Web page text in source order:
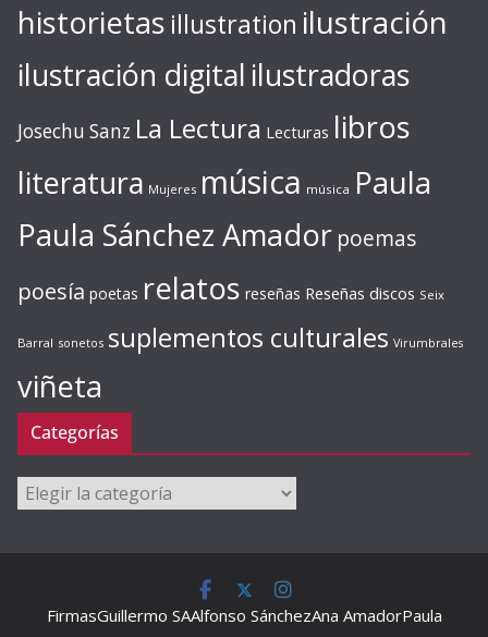
historietas illustration ilustración
ilustración digital ilustradoras
Josechu Sanz La Lectura Lecturas libros
literatura Mujeres música música Paula
Paula Sánchez Amador poemas
poesía poetas relatos reseñas Reseñas discos Seix
Barral sonetos suplementos culturales Virumbrales
viñeta
Categorías
Categorías
FirmasGuillermo SAAlfonso SánchezAna AmadorPaula